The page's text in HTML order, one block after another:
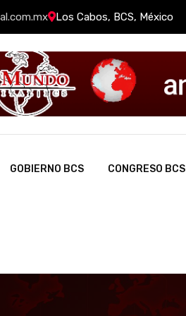
Los Cabos, BCS, México
GOBIERNO BCS CONGRESO BCS